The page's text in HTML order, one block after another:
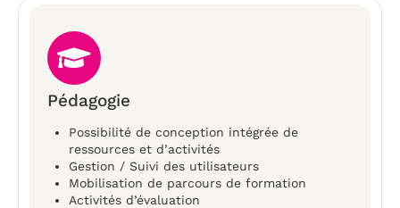
Pédagogie
Possibilité de conception intégrée de
ressources et d’activités
Gestion / Suivi des utilisateurs
Mobilisation de parcours de formation
Activités d’évaluation